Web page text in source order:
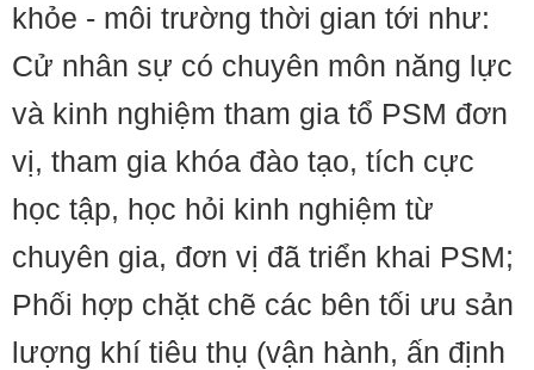
khỏe - môi trường thời gian tới như:
Cử nhân sự có chuyên môn năng lực
và kinh nghiệm tham gia tổ PSM đơn
vị, tham gia khóa đào tạo, tích cực
học tập, học hỏi kinh nghiệm từ
chuyên gia, đơn vị đã triển khai PSM;
Phối hợp chặt chẽ các bên tối ưu sản
lượng khí tiêu thụ (vận hành, ấn định